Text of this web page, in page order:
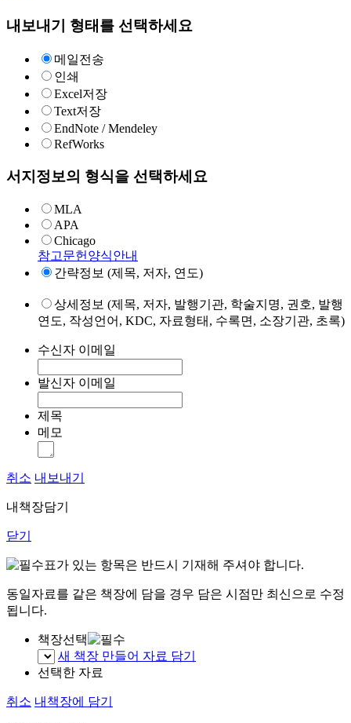
내보내기 형태를 선택하세요
메일전송
인쇄
Excel저장
Text저장
EndNote / Mendeley
RefWorks
서지정보의 형식을 선택하세요
MLA
APA
Chicago
참고문헌양식안내
간략정보 (제목, 저자, 연도)
상세정보 (제목, 저자, 발행기관, 학술지명, 권호, 발행
연도, 작성언어, KDC, 자료형태, 수록면, 소장기관, 초록)
수신자 이메일
발신자 이메일
제목
메모
취소 내보내기
내책장담기
닫기
표가 있는 항목은 반드시 기재해 주셔야 합니다.
동일자료를 같은 책장에 담을 경우 담은 시점만 최신으로 수정
됩니다.
책장선택
새 책장 만들어 자료 담기
선택한 자료
취소 내책장에 담기